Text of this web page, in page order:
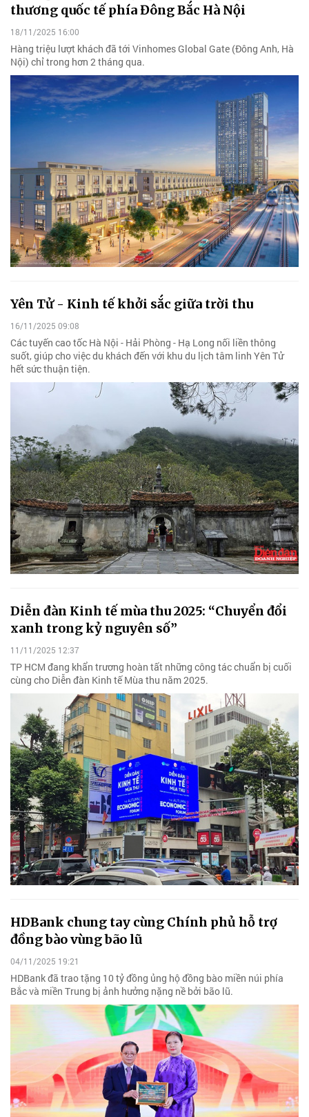
thương quốc tế phía Đông Bắc Hà Nội
18/11/2025 16:00
Hàng triệu lượt khách đã tới Vinhomes Global Gate (Đông Anh, Hà
Nội) chỉ trong hơn 2 tháng qua.
Yên Tử - Kinh tế khởi sắc giữa trời thu
16/11/2025 09:08
Các tuyến cao tốc Hà Nội - Hải Phòng - Hạ Long nối liền thông
suốt, giúp cho việc du khách đến với khu du lịch tâm linh Yên Tử
hết sức thuận tiện.
Diễn đàn Kinh tế mùa thu 2025: “Chuyển đổi
xanh trong kỷ nguyên số”
11/11/2025 12:37
TP HCM đang khẩn trương hoàn tất những công tác chuẩn bị cuối
cùng cho Diễn đàn Kinh tế Mùa thu năm 2025.
HDBank chung tay cùng Chính phủ hỗ trợ
đồng bào vùng bão lũ
04/11/2025 19:21
HDBank đã trao tặng 10 tỷ đồng ủng hộ đồng bào miền núi phía
Bắc và miền Trung bị ảnh hưởng nặng nề bởi bão lũ.